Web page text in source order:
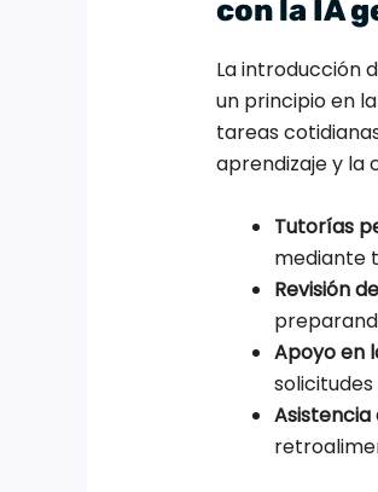
con la IA
La introducción
un principio en
tareas
aprendizaje y la
Tutorías
mediante
Revisión
Apoyo en